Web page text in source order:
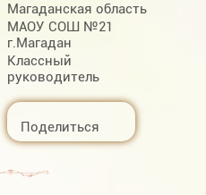
Магаданская область
МАОУ СОШ №21
г.Магадан
Классный
руководитель
Поделиться